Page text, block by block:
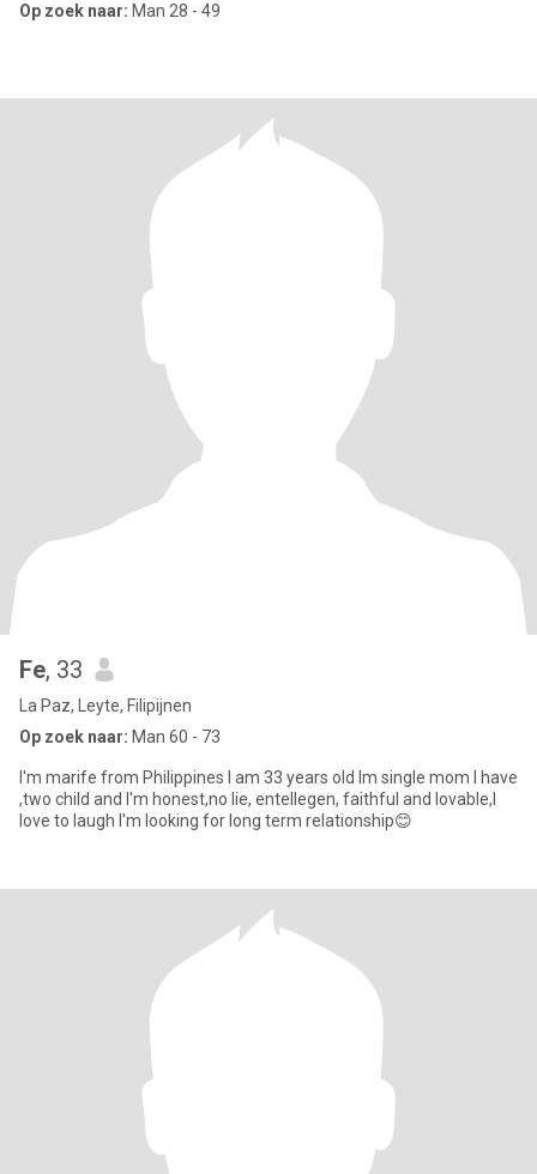
Op zoek naar: Man 28 - 49
Fe, 33
La Paz, Leyte, Filipijnen
Op zoek naar: Man 60 - 73
I'm marife from Philippines I am 33 years old Im single mom I have
,two child and I'm honest,no lie, entellegen, faithful and lovable,I
love to laugh I'm looking for long term relationship😊